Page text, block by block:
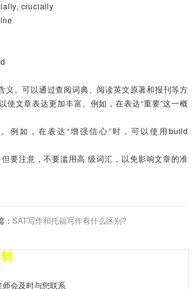
crucially
。可以通过查阅词典、阅读英文原著和报刊等方
文章表达更加丰富。例如，在表达“重要”这一概
如，在表达“增强信心”时，可以使用build
注意，不要滥用高 级词汇，以免影响文章的准
SAT写作和托福写作有什么区别?
会及时与您联系